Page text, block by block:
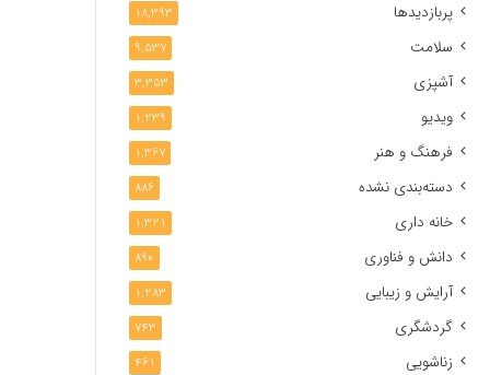
پربازدیدها 18,393
سلامت 9,537
آشپزی 3,353
ویدیو 1,239
فرهنگ و هنر 1,367
دسته‌بندی نشده 886
خانه داری 1,321
دانش و فناوری 890
آرایش و زیبایی 1,283
گردشگری 743
زناشویی 461